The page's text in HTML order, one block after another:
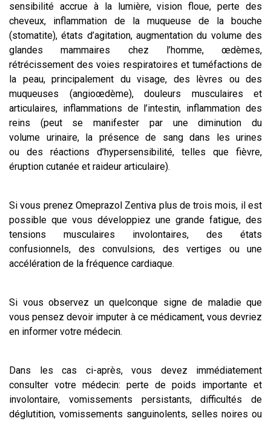
sensibilité accrue à la lumière, vision floue, perte des
cheveux, inflammation de la muqueuse de la bouche
(stomatite), états d’agitation, augmentation du volume des
glandes mammaires chez l’homme, œdèmes,
rétrécissement des voies respiratoires et tuméfactions de
la peau, principalement du visage, des lèvres ou des
muqueuses (angioœdème), douleurs musculaires et
articulaires, inflammations de l’intestin, inflammation des
reins (peut se manifester par une diminution du
volume urinaire, la présence de sang dans les urines
ou des réactions d’hypersensibilité, telles que fièvre,
éruption cutanée et raideur articulaire).
Si vous prenez Omeprazol Zentiva plus de trois mois, il est
possible que vous développiez une grande fatigue, des
tensions musculaires involontaires, des états
confusionnels, des convulsions, des vertiges ou une
accélération de la fréquence cardiaque.
Si vous observez un quelconque signe de maladie que
vous pensez devoir imputer à ce médicament, vous devriez
en informer votre médecin.
Dans les cas ci-après, vous devez immédiatement
consulter votre médecin: perte de poids importante et
involontaire, vomissements persistants, difficultés de
déglutition, vomissements sanguinolents, selles noires ou